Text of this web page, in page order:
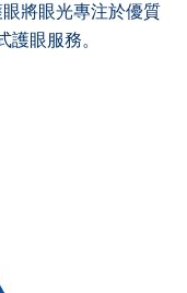
將眼光專注於優質
護眼服務。